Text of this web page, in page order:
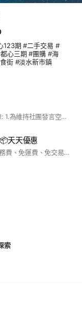
123期 #二手交易 #
心三期 #團購 #海
街 #淡水新市鎮
重申社團規約,若有不便之處尚請見諒: 1.為維持社團發言空間的單純性,請勿張貼業配文,請勿轉貼報章媒體 個人恩怨不實報導 2.為維護社團發言空間的和協性,請尊重各種立場的意見,請勿用過激的言語相互攻擊,發言或分享照片時應注意避免觸法... 3.社友若有違反上述版規之情事,管理員會採取關閉留言功能,限制發言,或請出社團等適當的處理... 4.社團人多嘴雜,加入社團或貼文仍有經管理員簡單過濾的必要...但在不違反規約的前提下,歡迎任何有關淡海新市鎮房市與生活的訊息貼文或留言... 活躍顯示大家都很關心淡海新市鎮的房市情報或生活環境建設進度,讓我們大家共同努力,共同分享淡海新市鎮的房市與生活現況圖文...謝謝大家!
天天優惠
【專營服務】: 1. COSTCO代購:免服務費、免運費、免交易費等。 2. 愛買日用品代購:免服務費、免運費、免交易費等。 3. 蔬果直送:新鮮小農蔬果直送到店。 4. 新鮮漁貨:真空極鮮漁貨直配。 5. 精選(爆品)團購:每日精選熱銷團購商品。 店家地址 : iTakeLife 無人智取 淡海店(新北市淡水區新市五路三段 372 號 1 樓) 取貨服務 : 24小時 取貨地點 : 實體店面
索